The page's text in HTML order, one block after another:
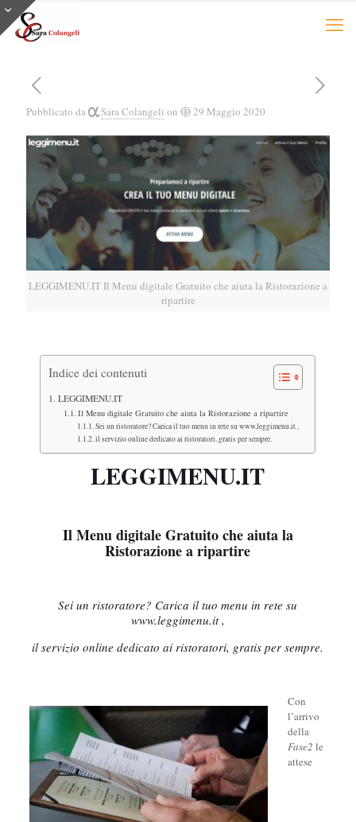
Pubblicato da Sara Colangeli on 29 Maggio 2020
LEGGIMENU.IT Il Menu digitale Gratuito che aiuta la Ristorazione a
ripartire
Indice dei contenuti
LEGGIMENU.IT
Il Menu digitale Gratuito che aiuta la Ristorazione a ripartire
Sei un ristoratore? Carica il tuo menu in rete su www.leggimenu.it ,
il servizio online dedicato ai ristoratori, gratis per sempre.
LEGGIMENU.IT
Il Menu digitale Gratuito che aiuta la
Ristorazione a ripartire
Sei un ristoratore? Carica il tuo menu in rete su
www.leggimenu.it,
il servizio online dedicato ai ristoratori, gratis per sempre.
Con
l’arrivo
della
Fase2 le
attese